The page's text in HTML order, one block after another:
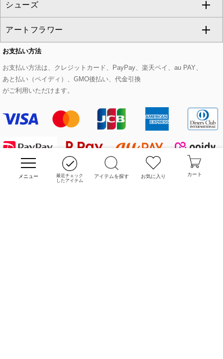
最近チェック
したアイテム
アイテムを探す お気に入り カート
カラー・サイズを選択してカートに入れる
eur3
Maison de CINQ
MK MICHEL KLEIN BAG
HIROKO KOSHINO
re:edition project 165
タンクトップ・キャミソール
スウェット・ジャージー
その他のトップス
その他のパンツ
その他のスカート
セットアップジャケット
セットアップパンツ
セットアップスカート
セットアップワンピース
ダッフルコート
チェスターコート
モッズコート
ステンカラーコート
ライダースジャケット
デニムジャケット
ダウンジャケット・コート
ストール・マフラー・スヌード
ベルト・サスペンダー
帽子
ヘアアクセサリー
ハンカチ・バンダナ
チャーム・ストラップ
ネックレス
ピアス・イヤリング
ブレスレット・バングル
ブローチ・コサージュ
すべてのバッグ
トートバッグ
ショルダーバッグ
ボストンバッグ
バックパック・リュック
ボディバッグ・メッセンジャーバッグ
トラベルバッグ
シューズ
すべてのシューズ
パンプス
スニーカー
フラットシューズ
ドレスシューズ
アートフラワー
すべてのアートフラワー
ローズ
カサブランカ・カラー
ラナンキュラス
ポプリアレンジ＆フレグランス
お支払い方法
お支払い方法は、クレジットカード、PayPay、楽天ペイ、au PAY、
あと払い（ペイディ）、GMO後払い、代金引換
がご利用いただけます。
SUPPORT 規約・ガイド